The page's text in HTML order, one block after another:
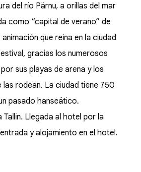
del río Pärnu, a orillas del mar
como “capital de verano” de
que reina en la ciudad
gracias los numerosos
sus playas de arena y los
las rodean. La ciudad tiene 750
pasado hanseático.
Llegada al hotel por la
y alojamiento en el hotel.